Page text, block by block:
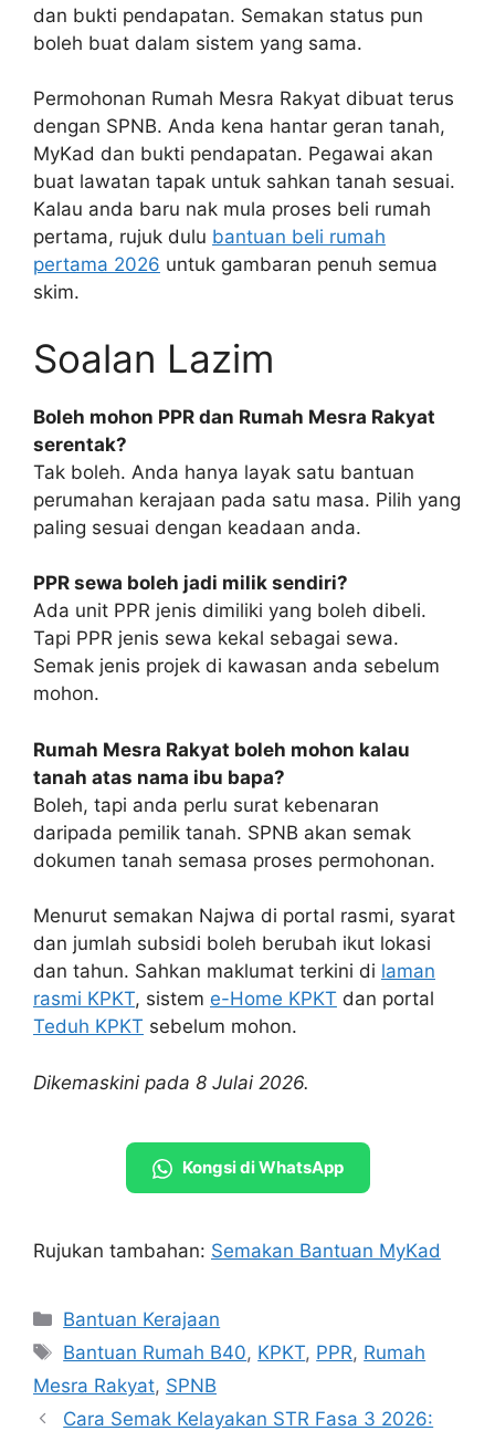
dan bukti pendapatan. Semakan status pun
boleh buat dalam sistem yang sama.
Permohonan Rumah Mesra Rakyat dibuat terus
dengan SPNB. Anda kena hantar geran tanah,
MyKad dan bukti pendapatan. Pegawai akan
buat lawatan tapak untuk sahkan tanah sesuai.
Kalau anda baru nak mula proses beli rumah
pertama, rujuk dulu bantuan beli rumah
pertama 2026 untuk gambaran penuh semua
skim.
Soalan Lazim
Boleh mohon PPR dan Rumah Mesra Rakyat
serentak?
Tak boleh. Anda hanya layak satu bantuan
perumahan kerajaan pada satu masa. Pilih yang
paling sesuai dengan keadaan anda.
PPR sewa boleh jadi milik sendiri?
Ada unit PPR jenis dimiliki yang boleh dibeli.
Tapi PPR jenis sewa kekal sebagai sewa.
Semak jenis projek di kawasan anda sebelum
mohon.
Rumah Mesra Rakyat boleh mohon kalau
tanah atas nama ibu bapa?
Boleh, tapi anda perlu surat kebenaran
daripada pemilik tanah. SPNB akan semak
dokumen tanah semasa proses permohonan.
Menurut semakan Najwa di portal rasmi, syarat
dan jumlah subsidi boleh berubah ikut lokasi
dan tahun. Sahkan maklumat terkini di laman
rasmi KPKT, sistem e-Home KPKT dan portal
Teduh KPKT sebelum mohon.
Dikemaskini pada 8 Julai 2026.
Kongsi di WhatsApp
Rujukan tambahan: Semakan Bantuan MyKad
Categories
Bantuan Kerajaan
Tags
Bantuan Rumah B40, KPKT, PPR, Rumah
Mesra Rakyat, SPNB
Cara Semak Kelayakan STR Fasa 3 2026: